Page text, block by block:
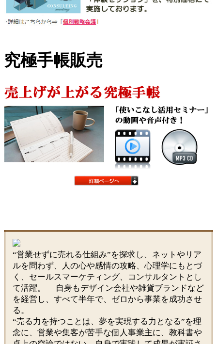
究極手帳販売
“営業せずに売れる仕組み”を探求し、ネットやリア
ルを問わず、人の心や感情の攻略、心理学にもとづ
く、セールスマーケティング、コンサルタントとし
て活躍。 自身もデザイン会社や雑貨ブランドなど
を経営し、すべて半年で、ゼロから事業を成功させ
る。
“売る力を持つことは、夢を実現する力となる”を理
念に、営業や集客が苦手な個人事業主に、教科書や